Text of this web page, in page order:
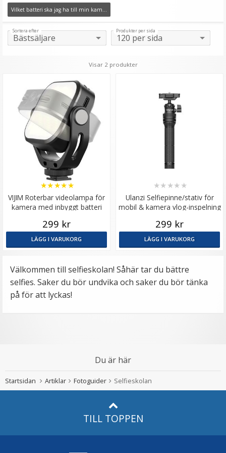
Olämpliga platser
- Välj din selfieplats med
kärlek! Det är vanlig att annars bra selfies
förstörs av en dålig bakgrund. Vi har sett många
mindre lyckade selfies (men även lyckade) i
badrum och även på andra platser när man inte
kikat på bakgrunden tillräckligt.
SÅHÄR LYCKAS DU MED DIN SELFIE:
- Fånga ljuset, tänk på hur
skuggorna faller på ditt ansikte och se till att du inte
Sortera efter Produkter per sida
Visar 2 produkter
VIJIM Roterbar videolampa för
kamera med inbyggt batteri
★★★★★
299 kr
LÄGG I VARUKORG
Ulanzi Selfiepinne/stativ för
mobil & kamera vlog-inspelning
★★ ★★ ★
299 kr
LÄGG I VARUKORG
Välkommen till selfieskolan! Såhär tar du bättre
selfies. Saker du bör undvika och saker du bör tänka
på för att lyckas!
Du är här
Startsidan Artiklar Fotoguider Selfieskolan
TILL TOPPEN